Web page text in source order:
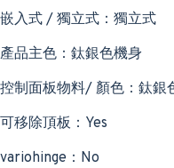
嵌入式 / 獨立式：獨立式
產品主色：鈦銀色機身
控制面板物料/ 顏色：鈦銀
可移除頂板：Yes
variohinge：No